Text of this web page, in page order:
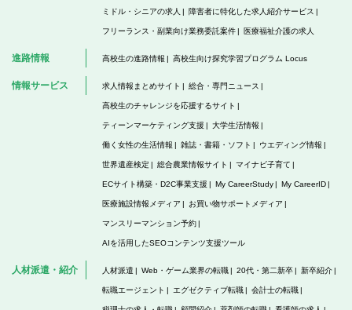
ミドル・シニアの求人 障害者に特化した求人紹介サービス
フリーランス・副業向け業務委託案件 医療福祉介護の求人
進路情報 高校生の進路情報 高校生向け探究学習プログラム Locus
情報サービス 求人情報まとめサイト 総合・専門ニュース
高校生のチャレンジを応援するサイト
ティーンマーケティング支援 大学生活情報
働く女性の生活情報 雑誌・書籍・ソフト ウエディング情報
世界遺産検定 総合農業情報サイト マイナビ子育て
ECサイト構築・D2C事業支援 My CareerStudy My CareerID
医療施設情報メディア お買い物サポートメディア
マンスリーマンション予約
AIを活用したSEOコンテンツ支援ツール
人材派遣・紹介 人材派遣 Web・ゲーム業界の転職 20代・第二新卒 新卒紹介
転職エージェント エグゼクティブ転職 会計士の転職